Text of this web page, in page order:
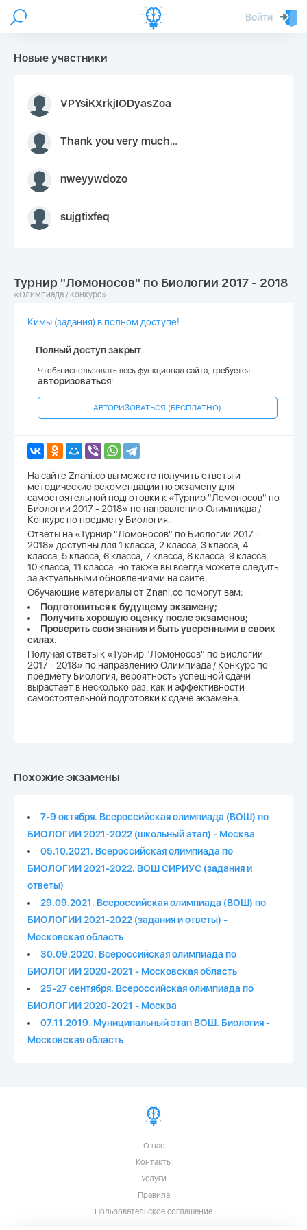
Войти
Новые участники
VPYsiKXrkjIODyasZoa
Thank you very much for your inquiry We appreciate you 9126052 https://youtube.com faceapple !
nweyywdozo
sujgtixfeq
Турнир "Ломоносов" по Биологии 2017 - 2018
«Олимпиада / Конкурс»
Кимы (задания) в полном доступе!
Полный доступ закрыт
Чтобы использовать весь функционал сайта, требуется
авторизоваться!
АВТОРИЗОВАТЬСЯ (БЕСПЛАТНО)
На сайте Znani.co вы можете получить ответы и
методические рекомендации по экзамену для
самостоятельной подготовки к «Турнир "Ломоносов" по
Биологии 2017 - 2018» по направлению Олимпиада /
Конкурс по предмету Биология.
Ответы на «Турнир "Ломоносов" по Биологии 2017 -
2018» доступны для 1 класса, 2 класса, 3 класса, 4
класса, 5 класса, 6 класса, 7 класса, 8 класса, 9 класса,
10 класса, 11 класса, но также вы всегда можете следить
за актуальными обновлениями на сайте.
Обучающие материалы от Znani.co помогут вам:
Подготовиться к будущему экзамену;
Получить хорошую оценку после экзаменов;
Проверить свои знания и быть уверенными в своих
силах.
Получая ответы к «Турнир "Ломоносов" по Биологии
2017 - 2018» по направлению Олимпиада / Конкурс по
предмету Биология, вероятность успешной сдачи
вырастает в несколько раз, как и эффективности
самостоятельной подготовки к сдаче экзамена.
Похожие экзамены
7-9 октября. Всероссийская олимпиада (ВОШ) по
БИОЛОГИИ 2021-2022 (школьный этап) - Москва
05.10.2021. Всероссийская олимпиада по
БИОЛОГИИ 2021-2022. ВОШ СИРИУС (задания и
ответы)
29.09.2021. Всероссийская олимпиада (ВОШ) по
БИОЛОГИИ 2021-2022 (задания и ответы) -
Московская область
30.09.2020. Всероссийская олимпиада по
БИОЛОГИИ 2020-2021 - Московская область
25-27 сентября. Всероссийская олимпиада по
БИОЛОГИИ 2020-2021 - Москва
07.11.2019. Муниципальный этап ВОШ. Биология -
Московская область
О нас
Контакты
Услуги
Правила
Пользовательское соглашение